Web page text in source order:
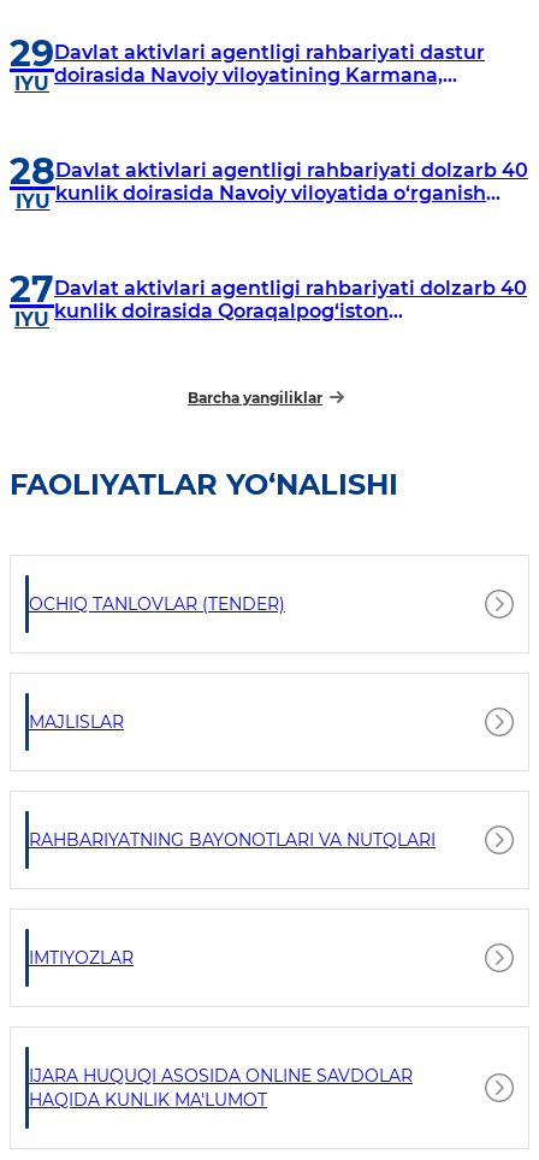
29
IYU
Davlat aktivlari agentligi rahbariyati dastur
doirasida Navoiy viloyatining Karmana,
28
IYU
Davlat aktivlari agentligi rahbariyati dolzarb 40
kunlik doirasida Navoiy viloyatida o‘rganish
27
IYU
Davlat aktivlari agentligi rahbariyati dolzarb 40
kunlik doirasida Qoraqalpog‘iston
Barcha yangiliklar
FAOLIYATLAR YO‘NALISHI
OCHIQ TANLOVLAR (TENDER)
MAJLISLAR
RAHBARIYATNING BAYONOTLARI VA NUTQLARI
IMTIYOZLAR
IJARA HUQUQI ASOSIDA ONLINE SAVDOLAR
HAQIDA KUNLIK MA'LUMOT